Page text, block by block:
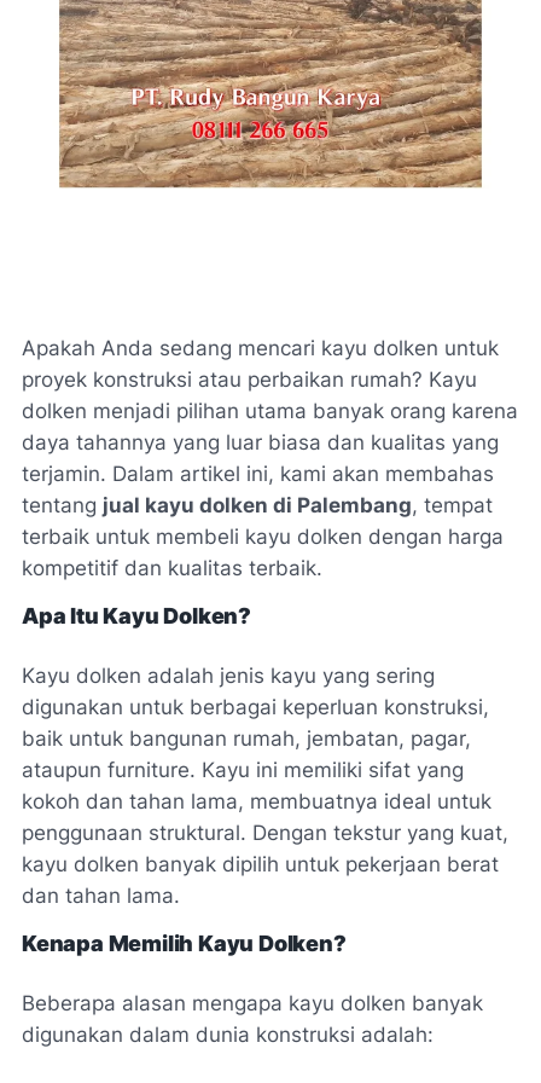
Apakah Anda sedang mencari kayu dolken untuk
proyek konstruksi atau perbaikan rumah? Kayu
dolken menjadi pilihan utama banyak orang karena
daya tahannya yang luar biasa dan kualitas yang
terjamin. Dalam artikel ini, kami akan membahas
tentang jual kayu dolken di Palembang, tempat
terbaik untuk membeli kayu dolken dengan harga
kompetitif dan kualitas terbaik.
Apa Itu Kayu Dolken?
Kayu dolken adalah jenis kayu yang sering
digunakan untuk berbagai keperluan konstruksi,
baik untuk bangunan rumah, jembatan, pagar,
ataupun furniture. Kayu ini memiliki sifat yang
kokoh dan tahan lama, membuatnya ideal untuk
penggunaan struktural. Dengan tekstur yang kuat,
kayu dolken banyak dipilih untuk pekerjaan berat
dan tahan lama.
Kenapa Memilih Kayu Dolken?
Beberapa alasan mengapa kayu dolken banyak
digunakan dalam dunia konstruksi adalah: